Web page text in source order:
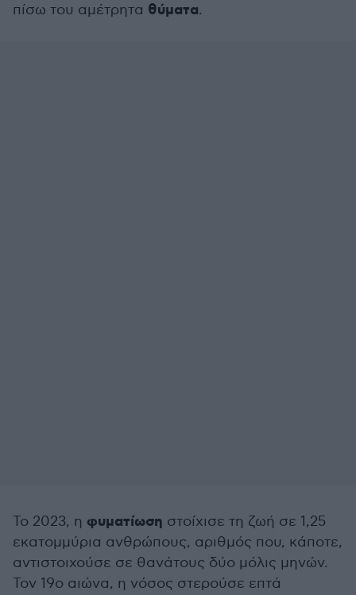
πίσω του αμέτρητα θύματα.
Το 2023, η φυματίωση στοίχισε τη ζωή σε 1,25
εκατομμύρια ανθρώπους, αριθμός που, κάποτε,
αντιστοιχούσε σε θανάτους δύο μόλις μηνών.
Τον 19ο αιώνα, η νόσος στερούσε επτά